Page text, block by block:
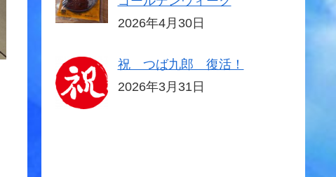
2026年4月30日
祝 つば九郎 復活！
2026年3月31日